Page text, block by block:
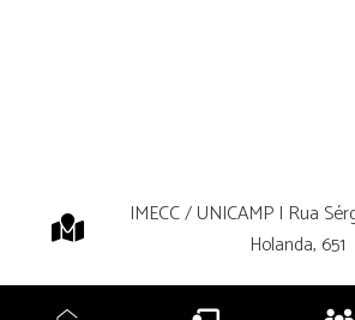
IMECC / UNICAMP | Rua
Holanda, 651